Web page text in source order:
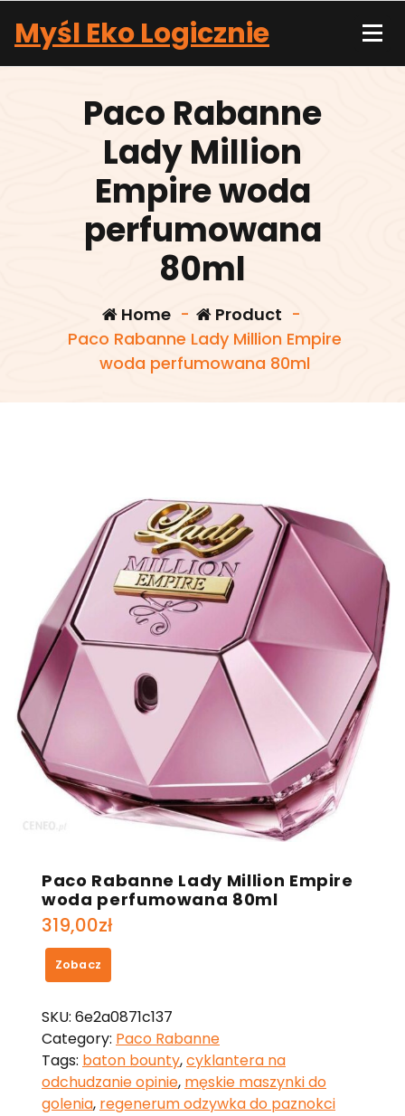
content
Myśl Eko Logicznie
Paco Rabanne
Lady Million
Empire woda
perfumowana
80ml
Home- Product -
Paco Rabanne Lady Million Empire
woda perfumowana 80ml
Paco Rabanne Lady Million Empire
woda perfumowana 80ml
319,00zł
Zobacz
SKU: 6e2a0871c137
Category: Paco Rabanne
Tags: baton bounty,cyklantera na
odchudzanie opinie, męskie maszynki do
golenia, regenerum odzywka do paznokci